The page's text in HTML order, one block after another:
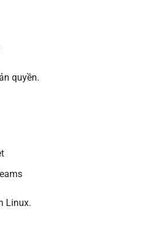
quyền.
Linux.